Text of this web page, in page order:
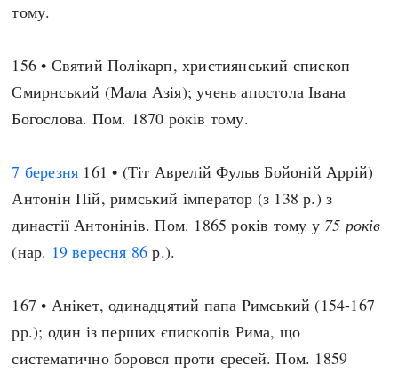
тому.
156 • Святий Полікарп, християнський єпископ
Смирнський (Мала Азія); учень апостола Івана
Богослова. Пом. 1870 років тому.
7 березня 161 • (Тіт Аврелій Фульв Бойоній Аррій)
Антонін Пій, римський імператор (з 138 р.) з
династії Антонінів. Пом. 1865 років тому у 75 років
(нар. 19 вересня 86 р.).
167 • Анікет, одинадцятий папа Римський (154-167
рр.); один із перших єпископів Рима, що
систематично боровся проти єресей. Пом. 1859